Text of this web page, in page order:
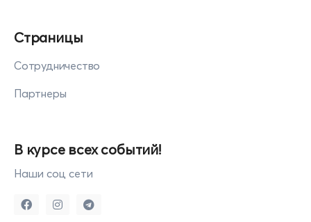
Страницы
Сотрудничество
Партнеры
В курсе всех событий!
Наши соц сети